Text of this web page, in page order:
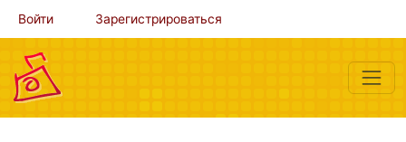
Войти Зарегистрироваться